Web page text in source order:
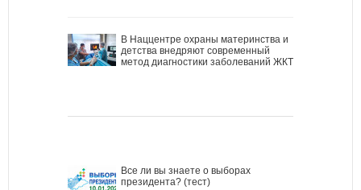
В Наццентре охраны материнства и
детства внедряют современный
метод диагностики заболеваний ЖКТ
Все ли вы знаете о выборах
президента? (тест)